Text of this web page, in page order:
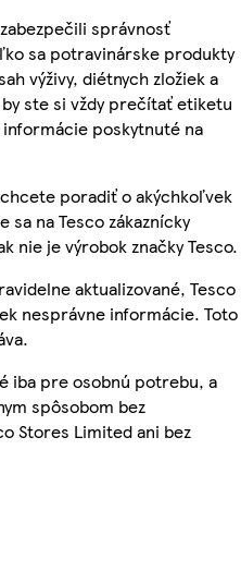
správnosť
sa potravinárske produkty
výživy, diétnych zložiek a
ste si vždy prečítať etiketu
poskytnuté na
poradiť o akýchkoľvek
sa na Tesco zákaznícky
nie je výrobok značky Tesco.
aktualizované, Tesco
nesprávne informácie. Toto
iba pre osobnú potrebu, a
spôsobom bez
Stores Limited ani bez